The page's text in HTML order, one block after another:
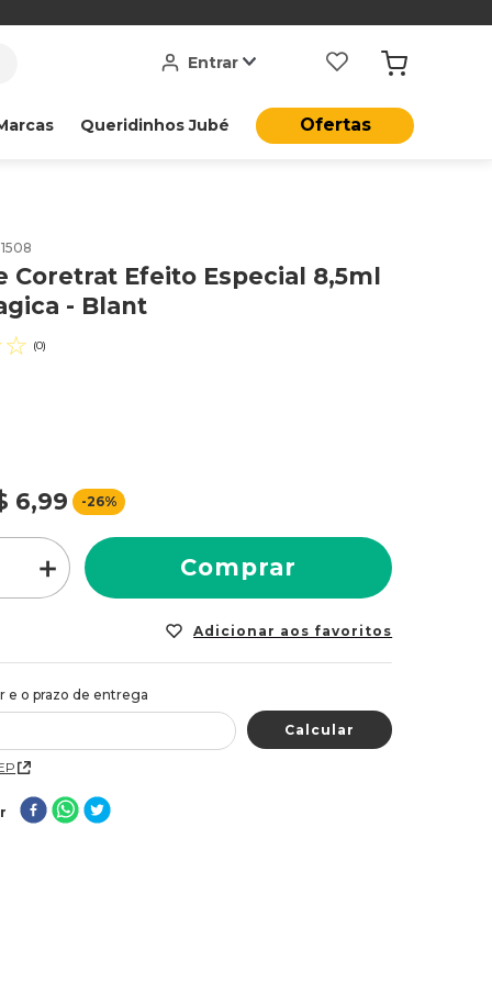
Entrar
Queridinhos Jubé Ofertas
Coretrat Efeito Especial 8,5ml
- Blant
☆ (0)
6,99 -26%
＋ Comprar